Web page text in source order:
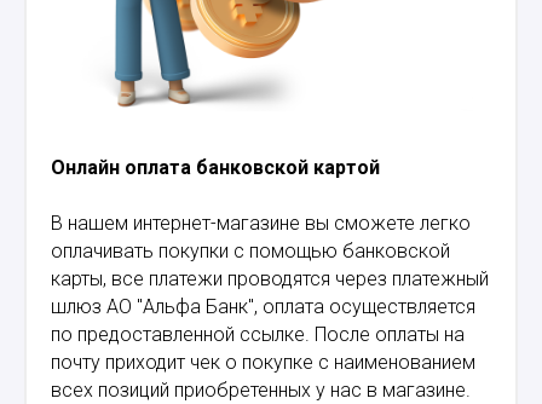
Онлайн оплата банковской картой
В нашем интернет-магазине вы сможете легко
оплачивать покупки с помощью банковской
карты, все платежи проводятся через платежный
шлюз АО "Альфа Банк", оплата осуществляется
по предоставленной ссылке. После оплаты на
почту приходит чек о покупке с наименованием
всех позиций приобретенных у нас в магазине.